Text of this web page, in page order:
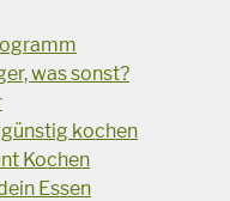
was sonst?
kochen
Kochen
Essen